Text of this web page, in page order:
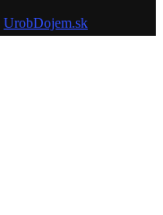
UrobDojem.sk